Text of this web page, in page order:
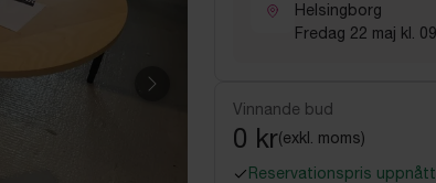
Nästa
Helsingborg
Fredag 22 maj kl.
Vinnande bud
0 kr(exkl. moms)
Reservationspris uppnått